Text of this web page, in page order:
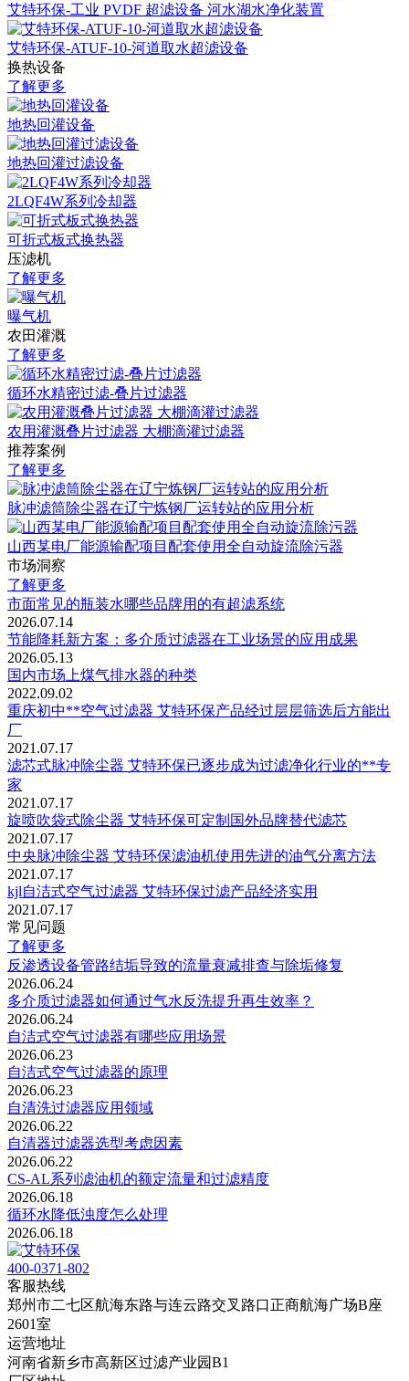
艾特环保-工业 PVDF 超滤设备 河水湖水净化装置
艾特环保-ATUF-10-河道取水超滤设备
换热设备
了解更多
地热回灌设备
地热回灌过滤设备
2LQF4W系列冷却器
可折式板式换热器
压滤机
了解更多
曝气机
农田灌溉
了解更多
循环水精密过滤-叠片过滤器
农用灌溉叠片过滤器 大棚滴灌过滤器
推荐案例
了解更多
脉冲滤筒除尘器在辽宁炼钢厂运转站的应用分析
山西某电厂能源输配项目配套使用全自动旋流除污器
市场洞察
了解更多
市面常见的瓶装水哪些品牌用的有超滤系统
2026.07.14
节能降耗新方案：多介质过滤器在工业场景的应用成果
2026.05.13
国内市场上煤气排水器的种类
2022.09.02
重庆初中**空气过滤器 艾特环保产品经过层层筛选后方能出
厂
2021.07.17
滤芯式脉冲除尘器 艾特环保已逐步成为过滤净化行业的**专
家
2021.07.17
旋喷吹袋式除尘器 艾特环保可定制国外品牌替代滤芯
2021.07.17
中央脉冲除尘器 艾特环保滤油机使用先进的油气分离方法
2021.07.17
kjl自洁式空气过滤器 艾特环保过滤产品经济实用
2021.07.17
常见问题
了解更多
反渗透设备管路结垢导致的流量衰减排查与除垢修复
2026.06.24
多介质过滤器如何通过气水反洗提升再生效率？
2026.06.24
自洁式空气过滤器有哪些应用场景
2026.06.23
自洁式空气过滤器的原理
2026.06.23
自清洗过滤器应用领域
2026.06.22
自清器过滤器选型考虑因素
2026.06.22
CS-AL系列滤油机的‌额定流量‌和‌过滤精度
2026.06.18
循环水降低浊度怎么处理
2026.06.18
400-0371-802
客服热线
郑州市二七区航海东路与连云路交叉路口正商航海广场B座
2601室
运营地址
河南省新乡市高新区过滤产业园B1